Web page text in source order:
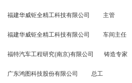
福建华威钜全精工科技有限公司 主管
福建华威钜全精工科技有限公司 车间主任
福特汽车工程研究(南京)有限公司 铸造专家
广东鸿图科技股份有限公司 总工